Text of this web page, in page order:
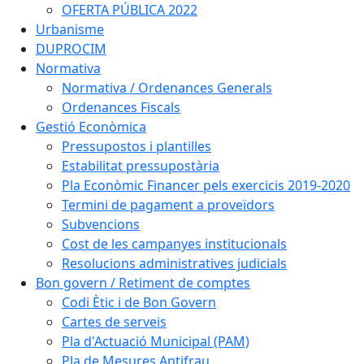
OFERTA PÚBLICA 2022
Urbanisme
DUPROCIM
Normativa
Normativa / Ordenances Generals
Ordenances Fiscals
Gestió Econòmica
Pressupostos i plantilles
Estabilitat pressupostària
Pla Econòmic Financer pels exercicis 2019-2020
Termini de pagament a proveïdors
Subvencions
Cost de les campanyes institucionals
Resolucions administratives judicials
Bon govern / Retiment de comptes
Codi Ètic i de Bon Govern
Cartes de serveis
Pla d'Actuació Municipal (PAM)